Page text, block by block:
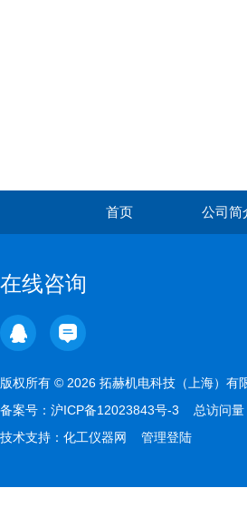
首页 公司简
在线咨询
版权所有 © 2026 拓赫机电科技（上海）
备案号： 沪ICP备12023843号-3 总访问
技术支持： 化工仪器网 管理登陆